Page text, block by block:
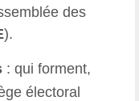
des
).
: qui forment,
électoral